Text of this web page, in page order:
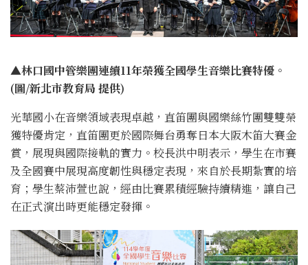
▲林口國中管樂團連續11年榮獲全國學生音樂比賽特優。
(圖/新北市教育局 提供)
光華國小在音樂領域表現卓越，直笛團與國樂絲竹團雙雙榮
獲特優肯定，直笛團更於國際舞台勇奪日本大阪木笛大賽金
賞，展現與國際接軌的實力。校長洪中明表示，學生在市賽
及全國賽中展現高度韌性與穩定表現，來自於長期紮實的培
育；學生蔡沛萱也說，經由比賽累積經驗持續精進，讓自己
在正式演出時更能穩定發揮。